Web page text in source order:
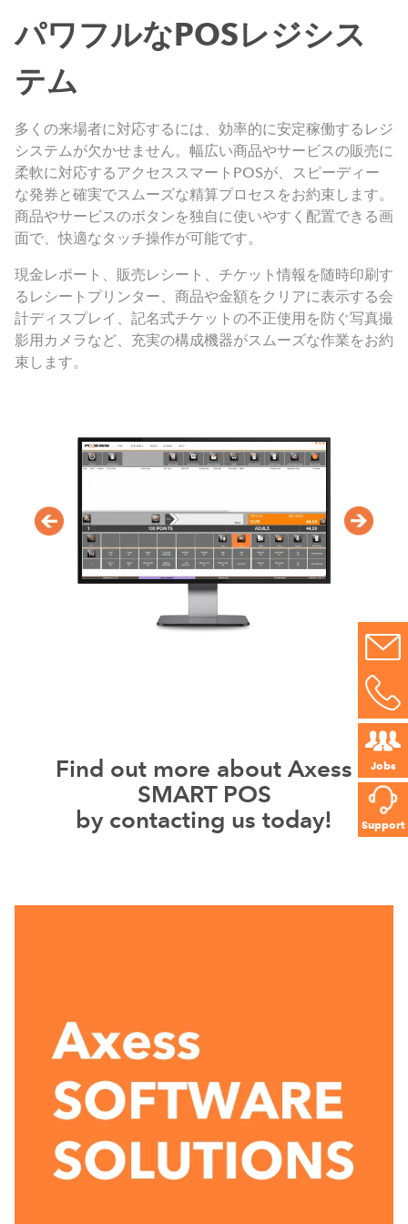
Jobs
Support
パワフルなPOSレジシス
テム
多くの来場者に対応するには、効率的に安定稼働するレジ
システムが欠かせません。幅広い商品やサービスの販売に
柔軟に対応するアクセススマートPOSが、スピーディー
な発券と確実でスムーズな精算プロセスをお約束します。
商品やサービスのボタンを独自に使いやすく配置できる画
面で、快適なタッチ操作が可能です。
現金レポート、販売レシート、チケット情報を随時印刷す
るレシートプリンター、商品や金額をクリアに表示する会
計ディスプレイ、記名式チケットの不正使用を防ぐ写真撮
影用カメラなど、充実の構成機器がスムーズな作業をお約
束します。
Find out more about Axess
SMART POS
by contacting us today!